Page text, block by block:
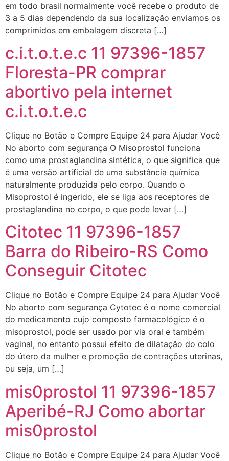
em todo brasil normalmente você recebe o produto de
3 a 5 dias dependendo da sua localização enviamos os
comprimidos em embalagem discreta […]
c.i.t.o.t.e.c 11 97396-1857
Floresta-PR comprar
abortivo pela internet
c.i.t.o.t.e.c
Clique no Botão e Compre Equipe 24 para Ajudar Você
No aborto com segurança O Misoprostol funciona
como uma prostaglandina sintética, o que significa que
é uma versão artificial de uma substância química
naturalmente produzida pelo corpo. Quando o
Misoprostol é ingerido, ele se liga aos receptores de
prostaglandina no corpo, o que pode levar […]
Citotec 11 97396-1857
Barra do Ribeiro-RS Como
Conseguir Citotec
Clique no Botão e Compre Equipe 24 para Ajudar Você
No aborto com segurança Cytotec é o nome comercial
do medicamento cujo composto farmacológico é o
misoprostol, pode ser usado por via oral e também
vaginal, no entanto possui efeito de dilatação do colo
do útero da mulher e promoção de contrações uterinas,
ou seja, um […]
mis0prostol 11 97396-1857
Aperibé-RJ Como abortar
mis0prostol
Clique no Botão e Compre Equipe 24 para Ajudar Você
... (1998989**** em
http://www.proaborto.com)
"só de ter dúvida já é uma
resposta" muito isso, disse tudo
Helly
(1999997****
em http://www.proaborto.com)
Eu estou preparada em varias
sozinha nao estou